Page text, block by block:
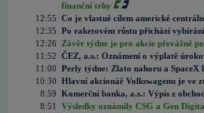
finanční trhy
12:55 Co je vlastně cílem americké
12:35 Po raketovém růstu přichází
12:26
Závěr týdne je pro akcie převážně
11:52 ČEZ, a.s.: Oznámení o výplatě
11:00 Perly týdne: Zlato nahoru a SpaceX
10:30 Hlavní akcionář Volkswagenu je ve
8:59 Komerční banka, a.s.: Výpis z
8:51
Výsledky oznámily CSG a Gen